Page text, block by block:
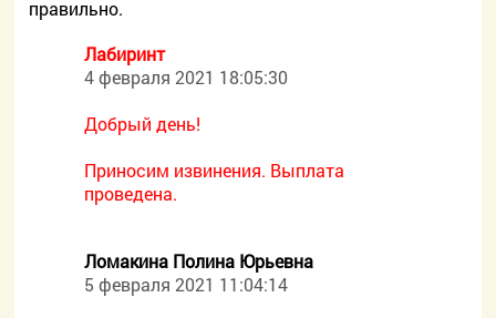
правильно.
Лабиринт
4 февраля 2021 18:05:30
Добрый день!
Приносим извинения. Выплата
проведена.
Ломакина Полина Юрьевна
5 февраля 2021 11:04:14